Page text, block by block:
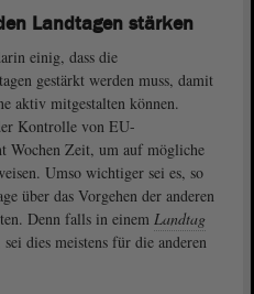
Landtagen stärken
einig, dass die
gestärkt werden muss, damit
aktiv mitgestalten können.
Kontrolle von EU-
Wochen Zeit, um auf mögliche
Umso wichtiger sei es, so
über das Vorgehen der anderen
Denn falls in einem Landtag
dies meistens für die anderen